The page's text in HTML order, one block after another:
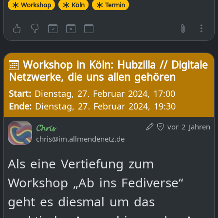
n_Knowledge_Foundation_Deutsc
hland
cologne group
12:30 Break
14:00 Talk 3
https://de.wikipedia.org/wiki/Fre
e_Software_Foundation_Europe
cologne/bonn group
15:15 Talk 4 Free Software in
Workshop werden von Chris
Burger die Möglichkeiten von
dezentralen Netzwerken anhand
des Fediverse vorgestellt und
praktisch ausprobiert. Das
Fediverse (Kofferwort von
FEDeration + UnIVERSE) ist ein
offenes und freies soziales
Netzwerk, das sich aus vielen
verschiedenen Open Source-
Apps zusammensetzt. Ohne
zentrale Serverstrukturen kann
Workshop Köln Termin
Workshop in Köln: Hubzilla // Digitale
Netzwerke, die uns allen gehören
Start: Dienstag, 27. Februar 2024, 17:00
Ende: Dienstag, 27. Februar 2024, 19:30
vor 2 Jahren
𝓒𝓱𝓻𝓲𝓼
chris@im.allmendenetz.de
Als eine Vertiefung zum
Workshop „Ab ins Fediverse“
geht es diesmal um das